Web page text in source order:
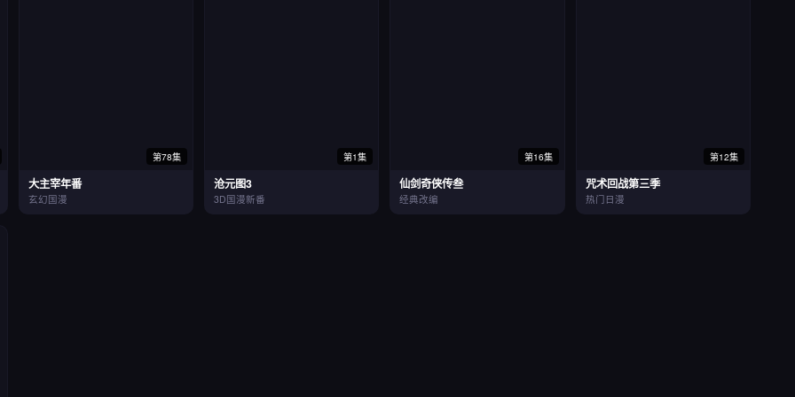
第78集
大主宰年番
玄幻国漫
第1集
沧元图3
3D国漫新番
第16集
仙剑奇侠传叁
经典改编
第12集
咒术回战第三季
热门日漫